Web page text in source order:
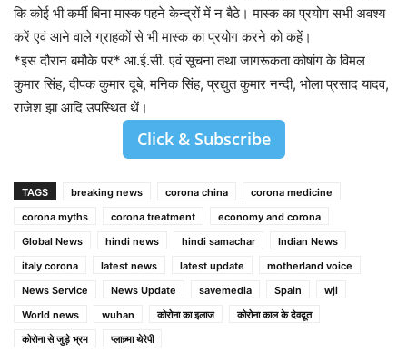
कि कोई भी कर्मी बिना मास्क पहने केन्द्रों में न बैठे। मास्क का प्रयोग सभी अवश्य
करें एवं आने वाले ग्राहकों से भी मास्क का प्रयोग करने को कहें।
*इस दौरान बमौके पर* आ.ई.सी. एवं सूचना तथा जागरूकता कोषांग के विमल
कुमार सिंह, दीपक कुमार दूबे, मनिक सिंह, प्रद्युत कुमार नन्दी, भोला प्रसाद यादव,
राजेश झा आदि उपस्थित थें।
Click & Subscribe
TAGS breaking news corona china
corona medicine
corona myths
corona treatment
economy and corona
Global News
hindi news hindi samachar
Indian News
italy corona
latest news latest update
motherland voice
News Service
News Update savemedia Spain
wji
World news
wuhan कोरोना का इलाज
कोरोना काल के देवदूत
कोरोना से जुड़े भ्रम
प्लाज़्मा थेरेपी